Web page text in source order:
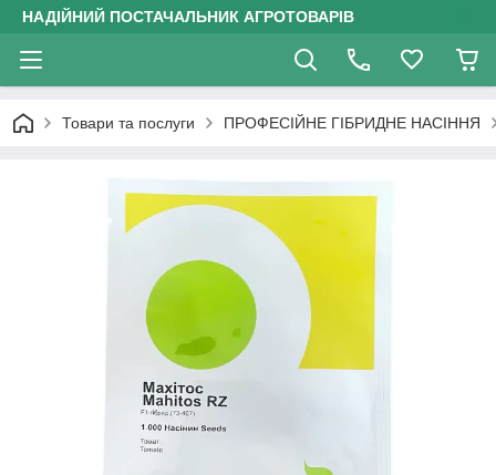
НАДІЙНИЙ ПОСТАЧАЛЬНИК АГРОТОВАРІВ
Товари та послуги ПРОФЕСІЙНЕ ГІБРИДНЕ НАСІННЯ